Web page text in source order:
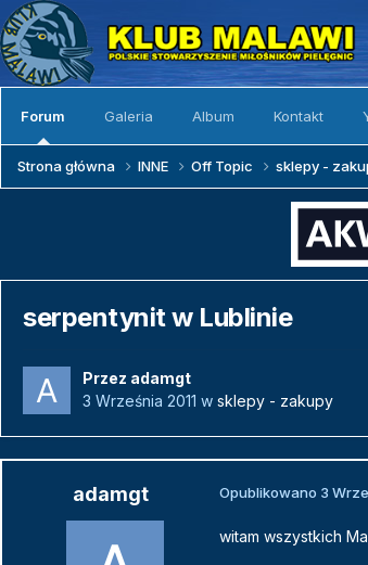
Forum Galeria Album Kontakt
Strona główna INNE Off Topic sklepy -
serpentynit w Lublinie
Przez adamgt
3 Września 2011 w sklepy - zakupy
adamgt Opublikowano 3
witam wszystkich